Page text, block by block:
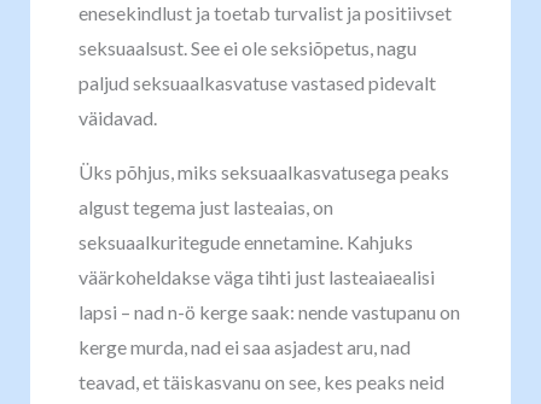
enesekindlust ja toetab turvalist ja positiivset
seksuaalsust. See ei ole seksiõpetus, nagu
paljud seksuaalkasvatuse vastased pidevalt
väidavad.
Üks põhjus, miks seksuaalkasvatusega peaks
algust tegema just lasteaias, on
seksuaalkuritegude ennetamine. Kahjuks
väärkoheldakse väga tihti just lasteaiaealisi
lapsi – nad n-ö kerge saak: nende vastupanu on
kerge murda, nad ei saa asjadest aru, nad
teavad, et täiskasvanu on see, kes peaks neid